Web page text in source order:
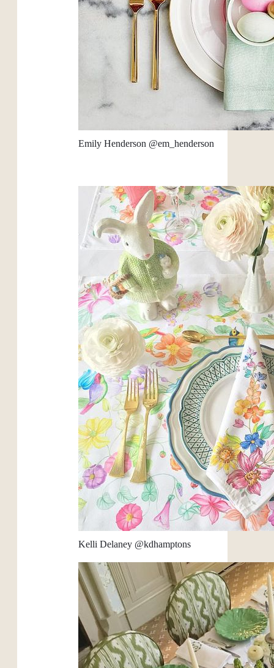
Emily Henderson @em_henderson
Kelli Delaney @kdhamptons